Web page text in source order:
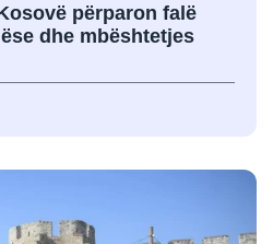
përparon falë
dhe mbështetjes